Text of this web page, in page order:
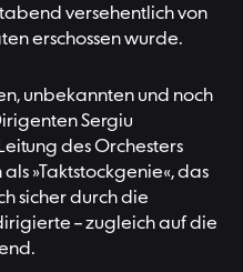
versehentlich von
erschossen wurde.
unbekannten und noch
Sergiu
des Orchesters
»Taktstockgenie«, das
sicher durch die
– zugleich auf die